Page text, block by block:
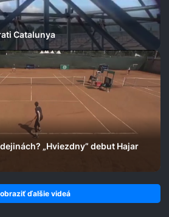
Catalunya
„Hviezdny” debut Hajar
ďalšie videá